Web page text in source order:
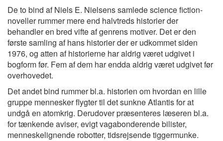
De to bind af Niels E. Nielsens samlede science fiction-
noveller rummer mere end halvtreds historier der
behandler en bred vifte af genrens motiver. Det er den
første samling af hans historier der er udkommet siden
1976, og atten af historierne har aldrig været udgivet i
bogform før. Fem af dem har endda aldrig været udgivet før
overhovedet.
Det andet bind rummer bl.a. historien om hvordan en lille
gruppe mennesker flygter til det sunkne Atlantis for at
undgå en atomkrig. Derudover præsenteres læseren bl.a.
for tænkende aviser, evigt vagabonderende bilister,
menneskelignende robotter, tidsrejsende tiggermunke.